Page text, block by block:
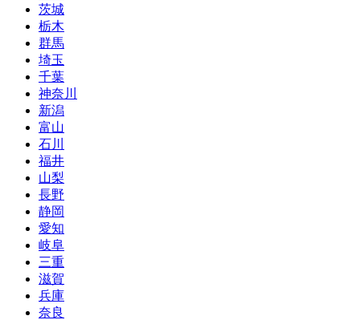
茨城
栃木
群馬
埼玉
千葉
神奈川
新潟
富山
石川
福井
山梨
長野
静岡
愛知
岐阜
三重
滋賀
兵庫
奈良